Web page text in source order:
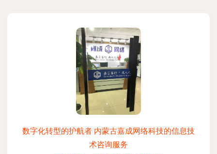
数字化转型的护航者 内蒙古嘉成网络科技的信息技
术咨询服务